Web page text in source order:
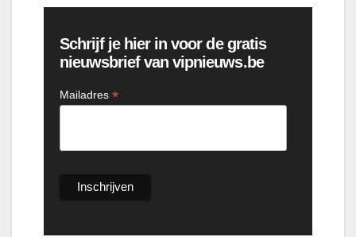
Schrijf je hier in voor de gratis
nieuwsbrief van vipnieuws.be
Mailadres *